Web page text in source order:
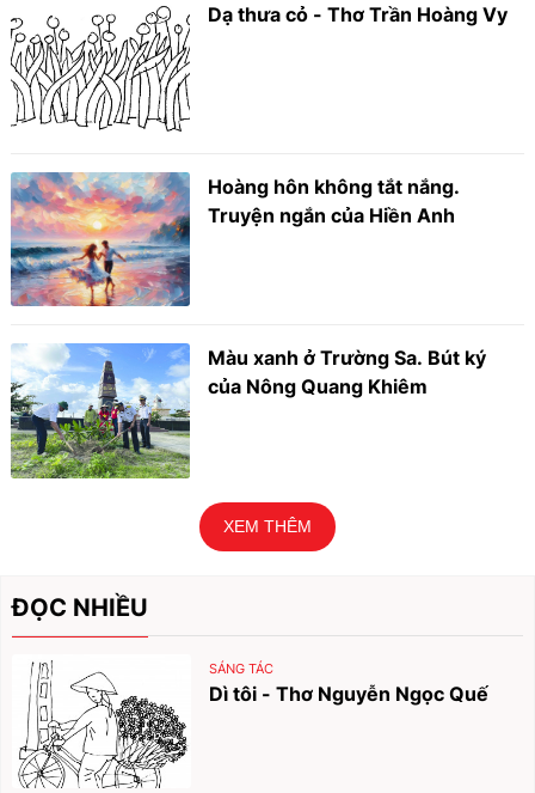
Dạ thưa cỏ - Thơ Trần Hoàng Vy
Hoàng hôn không tắt nắng.
Truyện ngắn của Hiền Anh
Màu xanh ở Trường Sa. Bút ký
của Nông Quang Khiêm
XEM THÊM
ĐỌC NHIỀU
SÁNG TÁC
Dì tôi - Thơ Nguyễn Ngọc Quế